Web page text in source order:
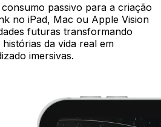
passivo para a criação
no iPad, Mac ou Apple Vision
futuras transformando
da vida real em
imersivas.